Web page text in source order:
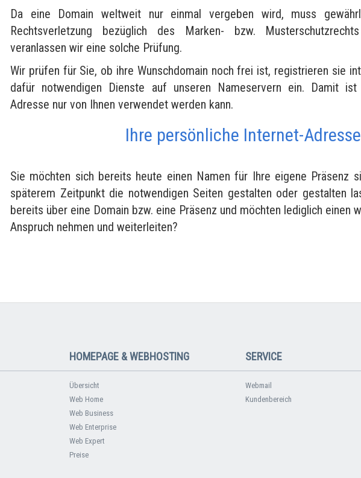
Da eine Domain weltweit nur einmal vergeben wird, muss
Rechtsverletzung bezüglich des Marken- bzw.
veranlassen wir eine solche Prüfung.
Wir prüfen für Sie, ob ihre Wunschdomain noch frei ist, registrieren sie
dafür notwendigen Dienste auf unseren Nameservern ein. Damit
Adresse nur von Ihnen verwendet werden kann.
Ihre persönliche Internet-
Sie möchten sich bereits heute einen Namen für Ihre eigene Präsenz
späterem Zeitpunkt die notwendigen Seiten gestalten oder gestalten
bereits über eine Domain bzw. eine Präsenz und möchten lediglich einen
Anspruch nehmen und weiterleiten?
HOMEPAGE & WEBHOSTING
Übersicht
Web Home
Web Business
Web Enterprise
Web Expert
Preise
SERVICE
Webmail
Kundenbereich